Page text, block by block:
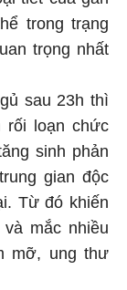
trong trạng
trọng nhất
sau 23h thì
rối loạn chức
sinh phản
gian độc
Từ đó khiến
mắc nhiều
mỡ, ung thư